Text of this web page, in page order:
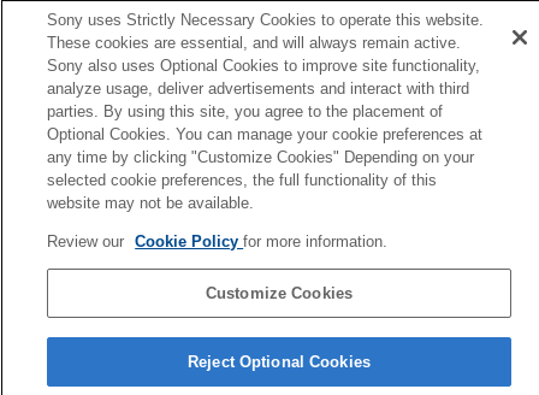
Página de selección de idioma
4-730-254-36(1)
Sony uses Strictly Necessary Cookies to operate this website.
These cookies are essential, and will always remain active.
Sony also uses Optional Cookies to improve site functionality,
analyze usage, deliver advertisements and interact with third
parties. By using this site, you agree to the placement of
Optional Cookies. You can manage your cookie preferences at
any time by clicking "Customize Cookies" Depending on your
selected cookie preferences, the full functionality of this
website may not be available.
Review our Cookie Policyfor more information.
Customize Cookies
Reject Optional Cookies